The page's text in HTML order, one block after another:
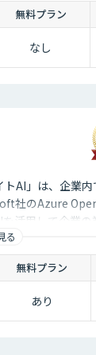
無料プラン
なし
AI」は、企業
社のAzure
活用して企業の
テライトオフィ
る
無料プラン
あり